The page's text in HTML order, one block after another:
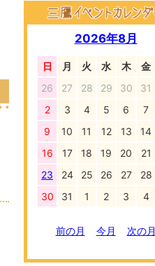
2026年8月
日 月 火 水 木 金
26
27 28 29 30 31
2
3 4 5 6 7
9
10 11 12 13 14
16
17 18 19 20 21
23
24 25 26 27 28
30
31 1 2 3 4
前の月 今月 次の月